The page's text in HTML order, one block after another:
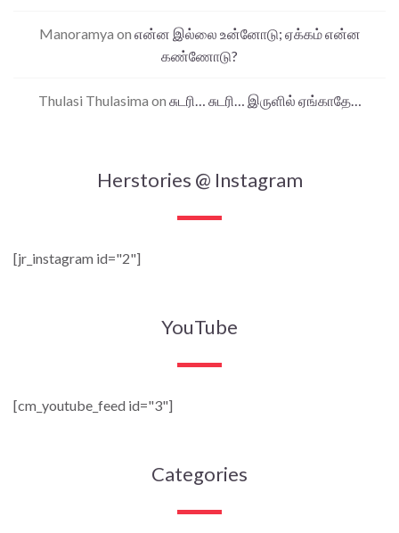
Manoramya on என்ன இல்லை உன்னோடு; ஏக்கம் என்ன
கண்ணோடு?
Thulasi Thulasima on சுடரி… சுடரி… இருளில் ஏங்காதே…
Herstories @ Instagram
[jr_instagram id="2"]
YouTube
[cm_youtube_feed id="3"]
Categories